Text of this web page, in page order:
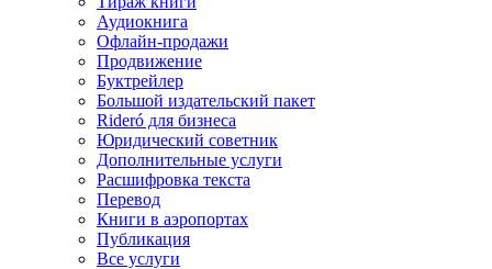
Аудиокнига
Офлайн-продажи
Продвижение
Буктрейлер
Большой издательский пакет
Rideró для бизнеса
Юридический советник
Дополнительные услуги
Расшифровка текста
Перевод
Книги в аэропортах
Публикация
Все услуги